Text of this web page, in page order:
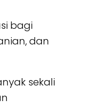
bagi
dan
sekali